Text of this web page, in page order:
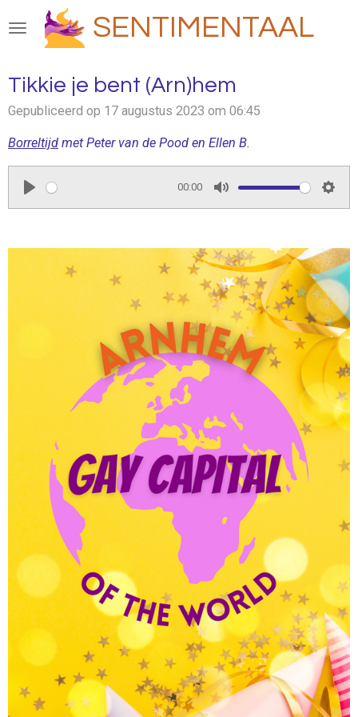
direct
de
hoofdinhoud
SENTIMENTAAL
Tikkie je bent (Arn)hem
Gepubliceerd op 17 augustus 2023 om 06:45
Borreltijd met Peter van de Pood en Ellen B.
P
a
00:00
M
t
e
S
t
t
i
n
g